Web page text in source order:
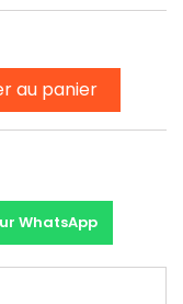
au panier
WhatsApp